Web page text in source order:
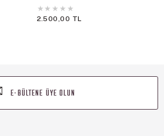
★ ★ ★ ★ ★
2.500,00 TL
E-BÜLTENE ÜYE OLUN